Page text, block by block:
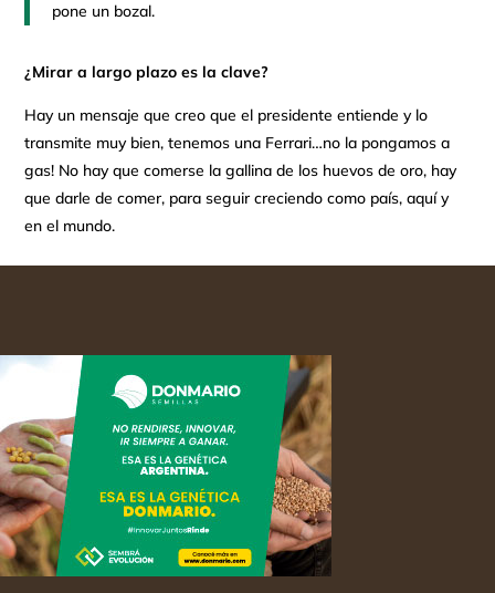
pone un bozal.
¿Mirar a largo plazo es la clave?
Hay un mensaje que creo que el presidente entiende y lo
transmite muy bien, tenemos una Ferrari…no la pongamos a
gas! No hay que comerse la gallina de los huevos de oro, hay
que darle de comer, para seguir creciendo como país, aquí y
en el mundo.